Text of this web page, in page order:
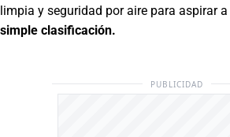
limpia y seguridad por aire para aspirar a
simple clasificación.
PUBLICIDAD